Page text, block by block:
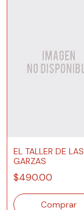
EL TALLER DE LAS
GARZAS
$490.00